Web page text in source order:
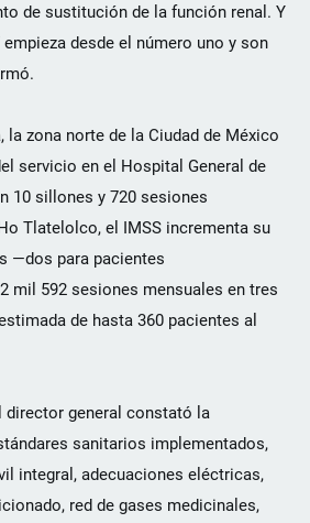
de sustitución de la función renal. Y
desde el número uno y son
la zona norte de la Ciudad de México
servicio en el Hospital General de
10 sillones y 720 sesiones
Tlatelolco, el IMSS incrementa su
—dos para pacientes
mil 592 sesiones mensuales en tres
de hasta 360 pacientes al
director general constató la
sanitarios implementados,
integral, adecuaciones eléctricas,
red de gases medicinales,